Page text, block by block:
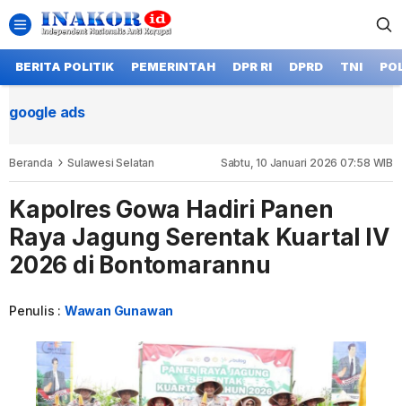
BERITA POLITIK PEMERINTAH DPR RI DPRD TNI
google ads
Beranda Sulawesi Selatan Sabtu, 10 Januari 2026 07:58 WIB
Kapolres Gowa Hadiri Panen
Raya Jagung Serentak Kuartal IV
2026 di Bontomarannu
Penulis : Wawan Gunawan